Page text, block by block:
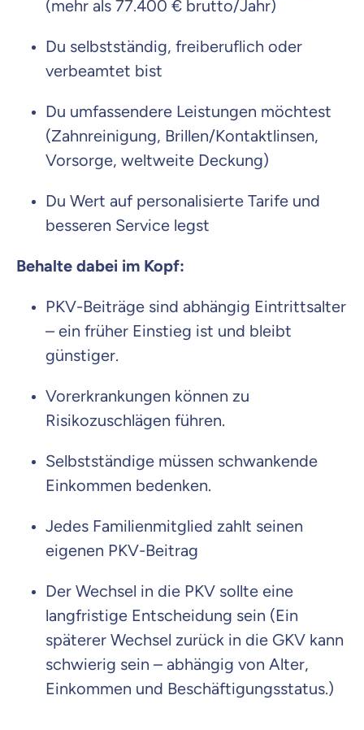
(mehr als 77.400 € brutto/Jahr)
Du selbstständig, freiberuflich oder
verbeamtet bist
Du umfassendere Leistungen möchtest
(Zahnreinigung, Brillen/Kontaktlinsen,
Vorsorge, weltweite Deckung)
Du Wert auf personalisierte Tarife und
besseren Service legst
Behalte dabei im Kopf:
PKV-Beiträge sind abhängig Eintrittsalter
– ein früher Einstieg ist und bleibt
günstiger.
Vorerkrankungen können zu
Risikozuschlägen führen.
Selbstständige müssen schwankende
Einkommen bedenken.
Jedes Familienmitglied zahlt seinen
eigenen PKV-Beitrag
Der Wechsel in die PKV sollte eine
langfristige Entscheidung sein (Ein
späterer Wechsel zurück in die GKV kann
schwierig sein – abhängig von Alter,
Einkommen und Beschäftigungsstatus.)